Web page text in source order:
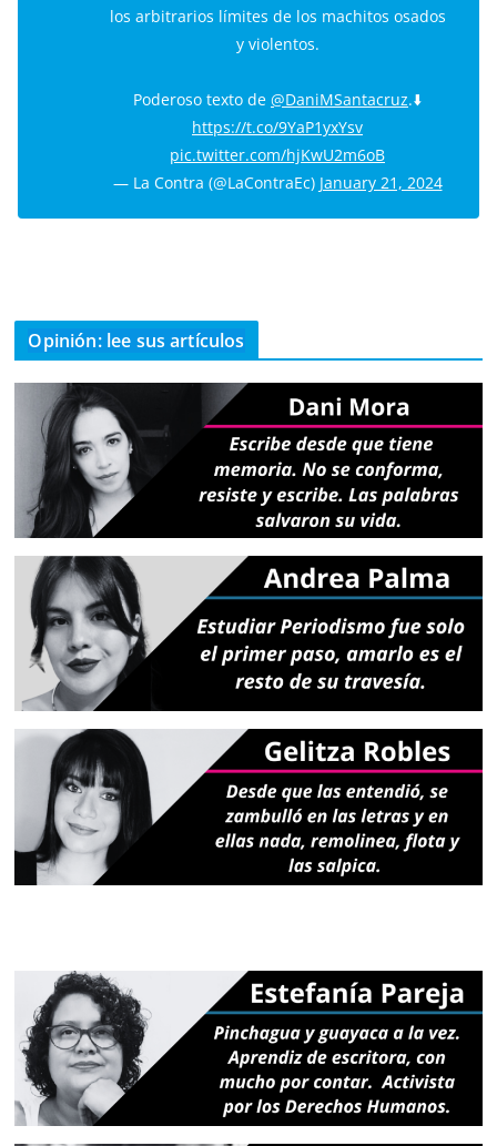
los arbitrarios límites de los machitos osados
y violentos.
Poderoso texto de @DaniMSantacruz.⬇️
https://t.co/9YaP1yxYsv
pic.twitter.com/hjKwU2m6oB
— La Contra (@LaContraEc) January 21, 2024
Opinión: lee sus artículos